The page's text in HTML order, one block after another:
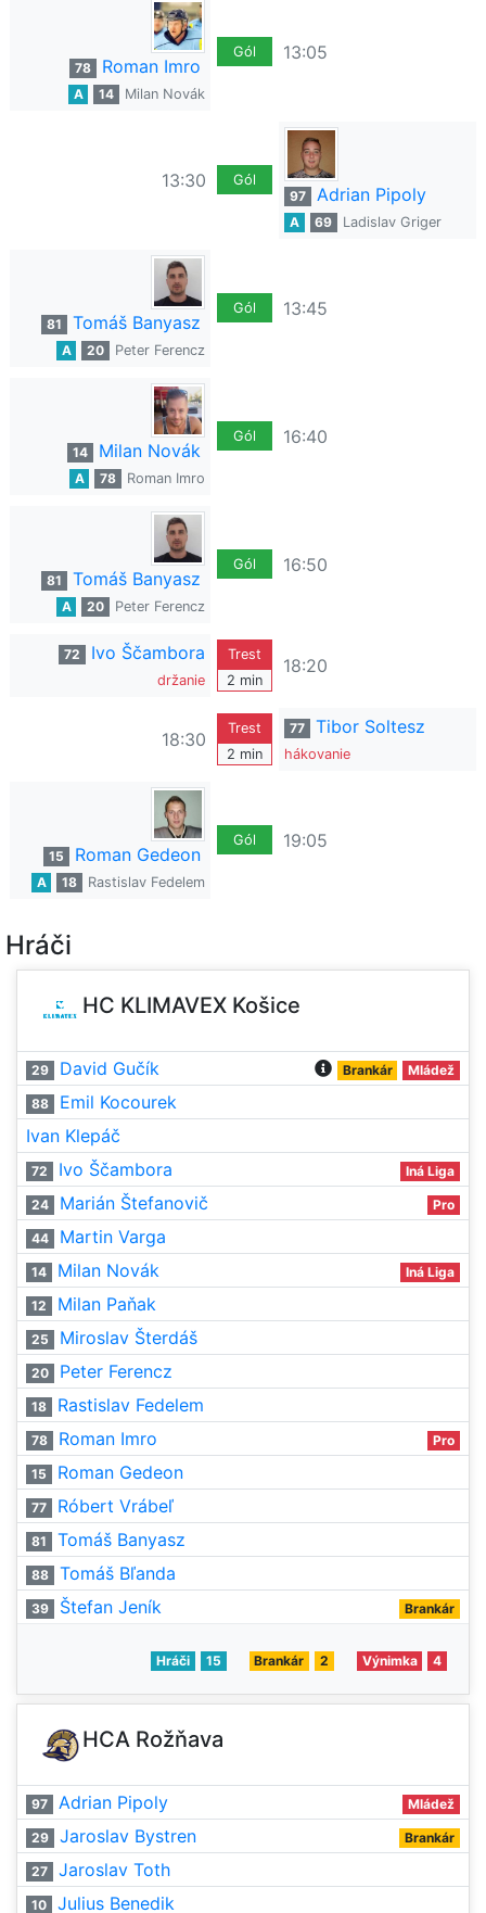
78 Roman Imro
A 14 Milan Novák
Gól 13:05
13:30
Gól
97
Adrian Pipoly
A 69 Ladislav Griger
81 Tomáš Banyasz
A 20 Peter Ferencz
Gól 13:45
14 Milan Novák
A 78 Roman Imro
Gól 16:40
81 Tomáš Banyasz
A 20 Peter Ferencz
Gól 16:50
72 Ivo Ščambora
držanie
Trest
2 min
18:20
18:30
Trest
2 min
77 Tibor Soltesz
hákovanie
15 Roman Gedeon
A 18 Rastislav Fedelem
Gól 19:05
Hráči
HC KLIMAVEX Košice
29 David Gučík Brankár Mládež
88
Emil Kocourek
Ivan Klepáč
72 Ivo Ščambora Iná Liga
24 Marián Štefanovič Pro
44 Martin Varga
14 Milan Novák Iná Liga
12 Milan Paňak
25 Miroslav Šterdáš
20 Peter Ferencz
18 Rastislav Fedelem
78 Roman Imro Pro
15 Roman Gedeon
77 Róbert Vrábeľ
81 Tomáš Banyasz
88 Tomáš Bľanda
39 Štefan Jeník Brankár
Hráči 15 Brankár 2 Výnimka 4
HCA Rožňava
97 Adrian Pipoly Mládež
29 Jaroslav Bystren Brankár
27 Jaroslav Toth
10 Julius Benedik